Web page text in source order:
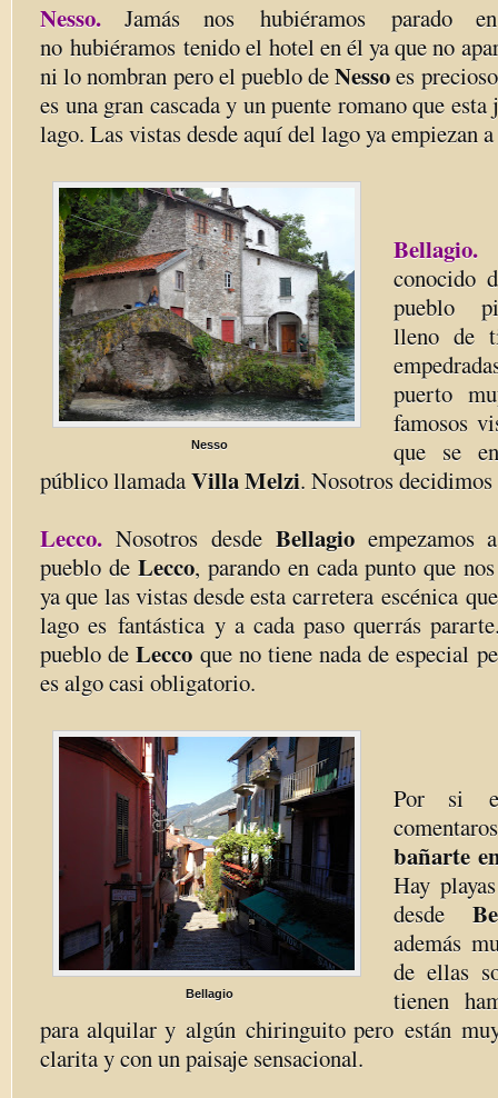
Nesso. Jamás nos hubiéramos parado
no hubiéramos tenido el hotel en él ya que no
ni lo nombran pero el pueblo deNessoes
es una gran cascada y un puente romano que
lago. Las vistas desde aquí del lago ya empiezan
Nesso
conocido
pueblo
lleno de
puerto
famosos
que se
público llamadaVilla Melzi. Nosotros
Lecco. Nosotros desdeBellagioempezamos
pueblo de Lecco, parando en cada punto que
ya que las vistas desde esta carretera escénica
lago es fantástica y a cada paso querrás
pueblo deLecco que no tiene nada de especial
es algo casi obligatorio.
Bellagio
Por si
bañarte
Hay
desde
además
de ellas
tienen
para alquilar y algún chiringuito pero están
clarita y con un paisaje sensacional.